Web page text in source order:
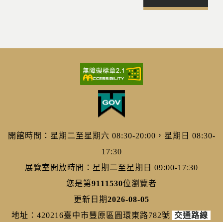
開館時間：星期二至星期六 08:30-20:00，星期日 08:30-
17:30
展覽室開放時間：星期二至星期日 09:00-17:30
您是第9111530位瀏覽者
更新日期2026-08-05
地址：420216臺中市豐原區圓環東路782號 交通路線